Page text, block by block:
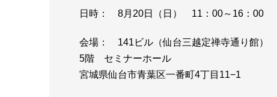
日時： 8月20日（日） 11：00～16：00
会場： 141ビル（仙台三越定禅寺通り館）
5階 セミナーホール
宮城県仙台市青葉区一番町4丁目11−1